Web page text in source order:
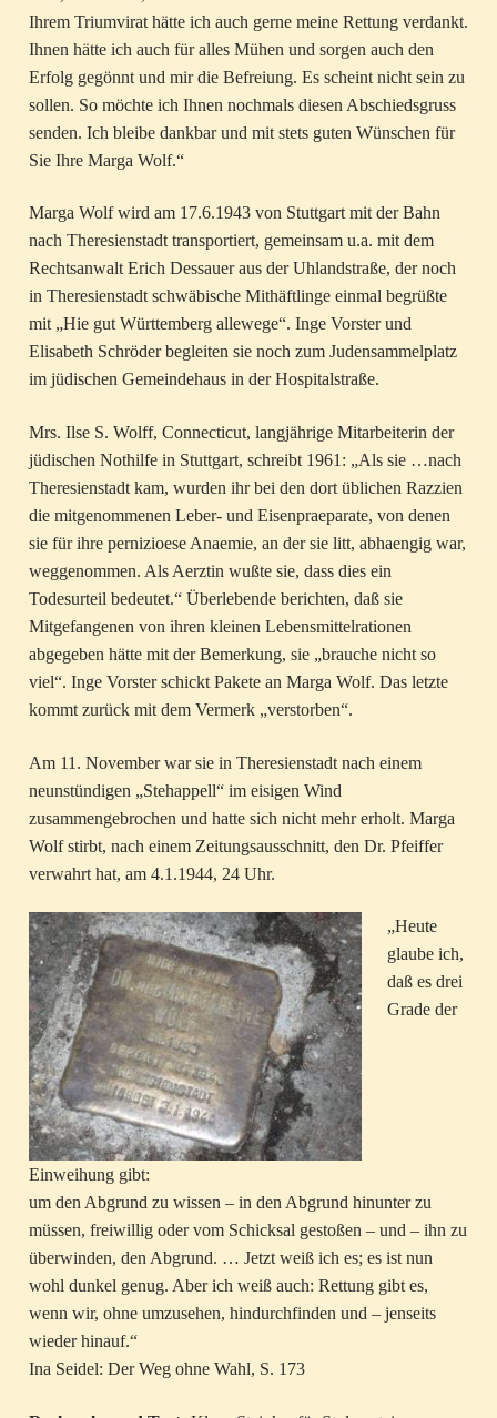
Ihrem Triumvirat hätte ich auch gerne meine Rettung verdankt.
Ihnen hätte ich auch für alles Mühen und sorgen auch den
Erfolg gegönnt und mir die Befreiung. Es scheint nicht sein zu
sollen. So möchte ich Ihnen nochmals diesen Abschiedsgruss
senden. Ich bleibe dankbar und mit stets guten Wünschen für
Sie Ihre Marga Wolf.“
Marga Wolf wird am 17.6.1943 von Stuttgart mit der Bahn
nach Theresienstadt transportiert, gemeinsam u.a. mit dem
Rechtsanwalt Erich Dessauer aus der Uhlandstraße, der noch
in Theresienstadt schwäbische Mithäftlinge einmal begrüßte
mit „Hie gut Württemberg allewege“. Inge Vorster und
Elisabeth Schröder begleiten sie noch zum Judensammelplatz
im jüdischen Gemeindehaus in der Hospitalstraße.
Mrs. Ilse S. Wolff, Connecticut, langjährige Mitarbeiterin der
jüdischen Nothilfe in Stuttgart, schreibt 1961: „Als sie …nach
Theresienstadt kam, wurden ihr bei den dort üblichen Razzien
die mitgenommenen Leber- und Eisenpraeparate, von denen
sie für ihre pernizioese Anaemie, an der sie litt, abhaengig war,
weggenommen. Als Aerztin wußte sie, dass dies ein
Todesurteil bedeutet.“ Überlebende berichten, daß sie
Mitgefangenen von ihren kleinen Lebensmittelrationen
abgegeben hätte mit der Bemerkung, sie „brauche nicht so
viel“. Inge Vorster schickt Pakete an Marga Wolf. Das letzte
kommt zurück mit dem Vermerk „verstorben“.
Am 11. November war sie in Theresienstadt nach einem
neunstündigen „Stehappell“ im eisigen Wind
zusammengebrochen und hatte sich nicht mehr erholt. Marga
Wolf stirbt, nach einem Zeitungsausschnitt, den Dr. Pfeiffer
verwahrt hat, am 4.1.1944, 24 Uhr.
„Heute
glaube ich,
daß es drei
Grade der
Einweihung gibt:
um den Abgrund zu wissen – in den Abgrund hinunter zu
müssen, freiwillig oder vom Schicksal gestoßen – und – ihn zu
überwinden, den Abgrund. … Jetzt weiß ich es; es ist nun
wohl dunkel genug. Aber ich weiß auch: Rettung gibt es,
wenn wir, ohne umzusehen, hindurchfinden und – jenseits
wieder hinauf.“
Ina Seidel: Der Weg ohne Wahl, S. 173